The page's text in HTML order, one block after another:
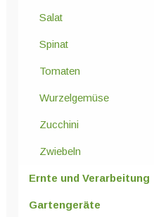
Salat
Spinat
Tomaten
Wurzelgemüse
Zucchini
Zwiebeln
Ernte und Verarbeitung
Gartengeräte